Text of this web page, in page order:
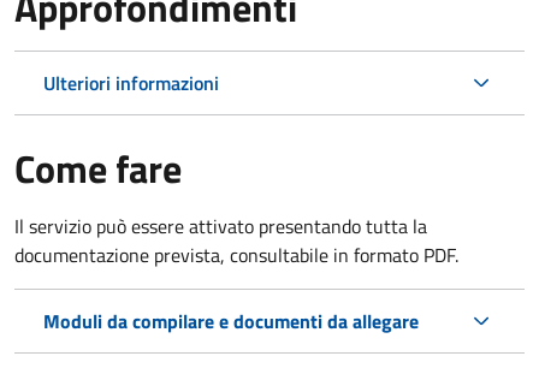
Ulteriori informazioni
Come fare
Il servizio può essere attivato presentando tutta la
documentazione prevista, consultabile in formato PDF.
Moduli da compilare e documenti da allegare